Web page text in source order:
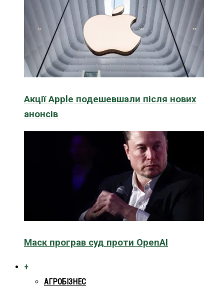
Акції Apple подешевшали після нових
анонсів
Маск програв суд проти OpenAI
+
АГРОБІЗНЕС